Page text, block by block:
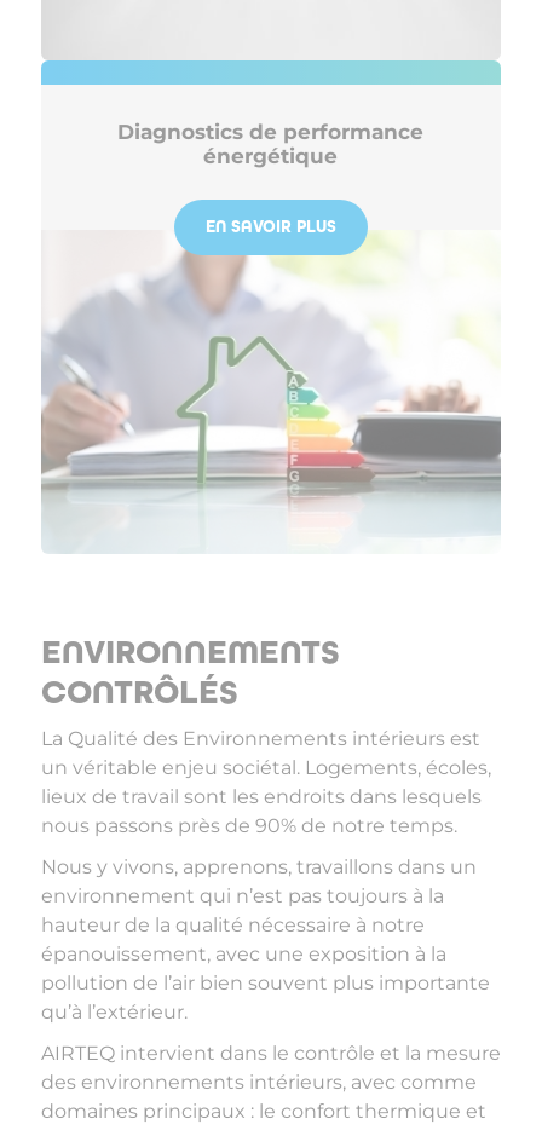
Diagnostics de performance
énergétique
EN SAVOIR PLUS
ENVIRONNEMENTS
CONTRÔLÉS
La Qualité des Environnements intérieurs est
un véritable enjeu sociétal. Logements, écoles,
lieux de travail sont les endroits dans lesquels
nous passons près de 90% de notre temps.
Nous y vivons, apprenons, travaillons dans un
environnement qui n’est pas toujours à la
hauteur de la qualité nécessaire à notre
épanouissement, avec une exposition à la
pollution de l’air bien souvent plus importante
qu’à l’extérieur.
AIRTEQ intervient dans le contrôle et la mesure
des environnements intérieurs, avec comme
domaines principaux : le confort thermique et